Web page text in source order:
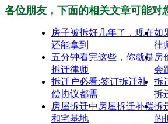
各位朋友，下面的相关文章可能对
房子被拆好几年了，现在
还能拿到
如
律
五分钟看完这些，你就是
拆迁律师
房
会
拆迁户必看:签订拆迁补
偿协议都需
拆
拆
房屋拆迁中房屋拆迁补偿
和宅基地
拆
的